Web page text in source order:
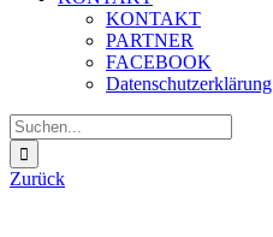
KONTAKT
PARTNER
FACEBOOK
Datenschutzerklärung
Suche
nach:
Zurück